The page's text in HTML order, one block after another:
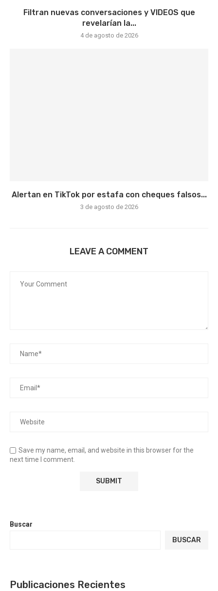
Filtran nuevas conversaciones y VIDEOS que
revelarían la...
4 de agosto de 2026
Alertan en TikTok por estafa con cheques falsos...
3 de agosto de 2026
LEAVE A COMMENT
Save my name, email, and website in this browser for the
next time I comment.
Buscar
BUSCAR
Publicaciones Recientes